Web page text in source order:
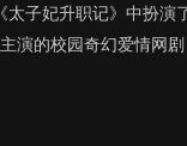
子妃升职记》中扮演
演的校园奇幻爱情网